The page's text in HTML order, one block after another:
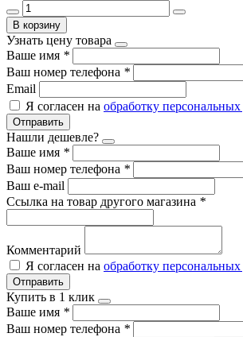
В корзину
Узнать цену товара
Ваше имя *
Ваш номер телефона *
Email
Я согласен на обработку
Отправить
Нашли дешевле?
Ваше имя *
Ваш номер телефона *
Ваш e-mail
Ссылка на товар другого магазина *
Комментарий
Я согласен на обработку
Отправить
Купить в 1 клик
Ваше имя *
Ваш номер телефона *